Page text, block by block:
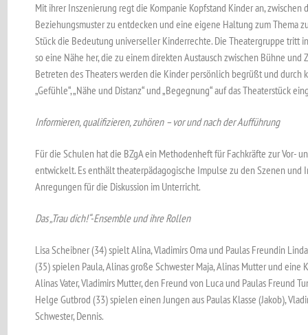
Mit ihrer Inszenierung regt die Kompanie Kopfstand Kinder an, zwischen
Beziehungsmuster zu entdecken und eine eigene Haltung zum Thema
Stück die Bedeutung universeller Kinderrechte. Die Theatergruppe tritt
so eine Nähe her, die zu einem direkten Austausch zwischen Bühne und
Betreten des Theaters werden die Kinder persönlich begrüßt und durch
„Gefühle“, „Nähe und Distanz“ und „Begegnung“ auf das Theaterstück
Informieren, qualifizieren, zuhören – vor und nach der Aufführung
Für die Schulen hat die BZgA ein Methodenheft für Fachkräfte zur Vor-
entwickelt. Es enthält theaterpädagogische Impulse zu den Szenen und
Anregungen für die Diskussion im Unterricht.
Das „Trau dich!“-Ensemble und ihre Rollen
Lisa Scheibner (34) spielt Alina, Vladimirs Oma und Paulas Freundin
(35) spielen Paula, Alinas große Schwester Maja, Alinas Mutter und eine
Alinas Vater, Vladimirs Mutter, den Freund von Luca und Paulas Freund
Helge Gutbrod (33) spielen einen Jungen aus Paulas Klasse (Jakob),
Schwester, Dennis.